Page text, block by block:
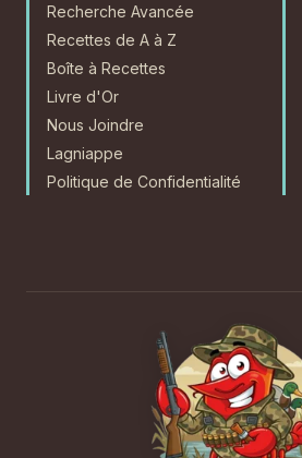
Recherche Avancée
Recettes de A à Z
Boîte à Recettes
Livre d'Or
Nous Joindre
Lagniappe
Politique de Confidentialité